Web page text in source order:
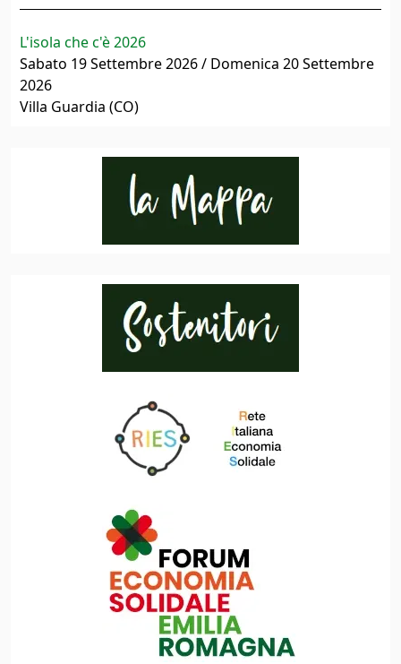
L'isola che c'è 2026
Sabato 19 Settembre 2026 / Domenica 20 Settembre
2026
Villa Guardia (CO)